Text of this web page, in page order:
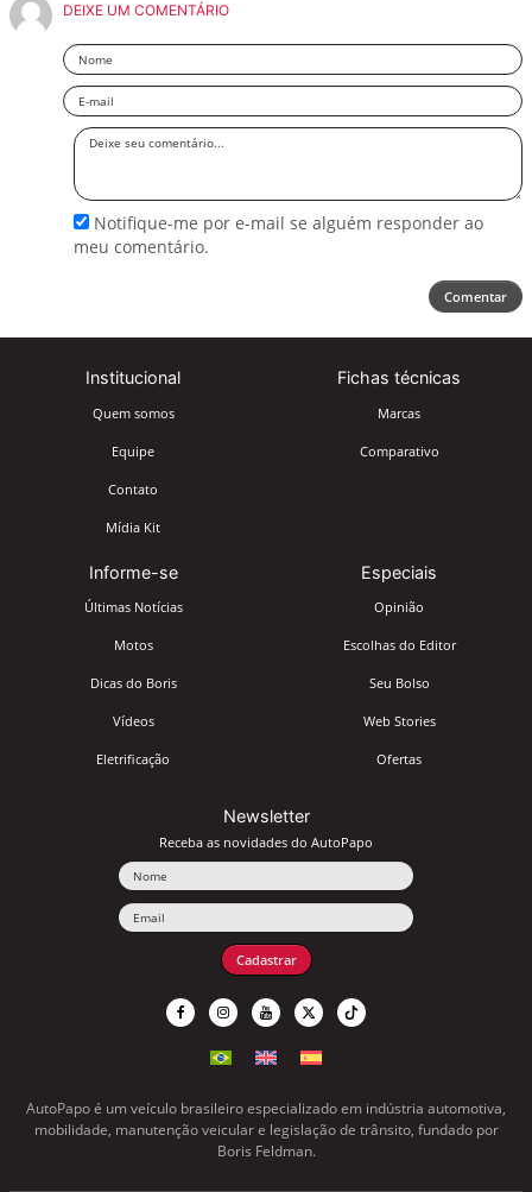
DEIXE UM COMENTÁRIO
Nome
Email
Deixe
Notifique-me por e-mail se alguém responder ao
meu comentário.
Comentar
Institucional
Quem somos
Equipe
Contato
Mídia Kit
Fichas técnicas
Marcas
Comparativo
Informe-se
Últimas Notícias
Motos
Dicas do Boris
Vídeos
Eletrificação
Especiais
Opinião
Escolhas do Editor
Seu Bolso
Web Stories
Ofertas
Newsletter
Receba as novidades do AutoPapo
Cadastrar
AutoPapo é um veículo brasileiro especializado em indústria automotiva,
mobilidade, manutenção veicular e legislação de trânsito, fundado por
Boris Feldman.